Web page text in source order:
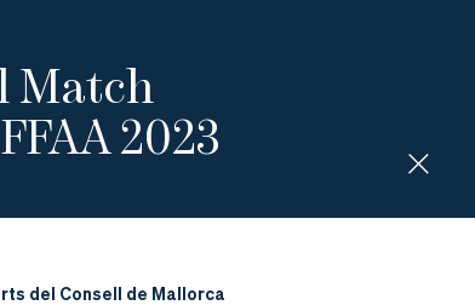
Match
2023
del Consell de Mallorca